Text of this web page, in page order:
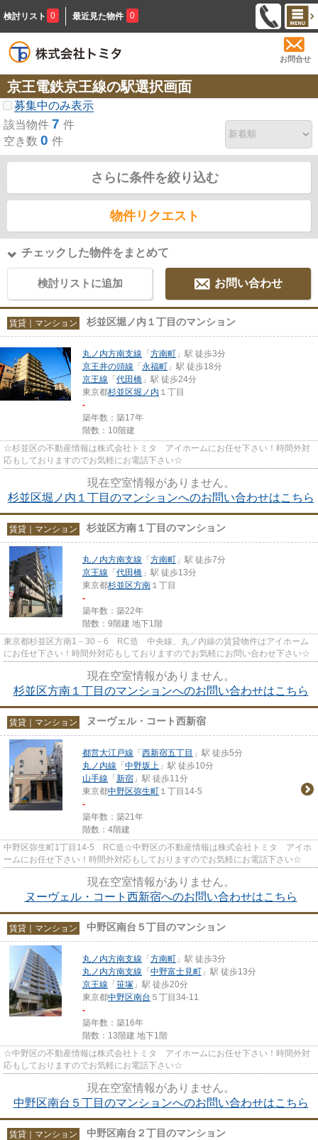
検討リスト 0 最近見た物件 0
お問合せ
京王電鉄京王線の駅選択画面
募集中のみ表示
該当物件 7 件
空き数 0 件
さらに条件を絞り込む
物件リクエスト
チェックした物件をまとめて
検討リストに追加 お問い合わせ
賃貸｜マンション 杉並区堀ノ内１丁目のマンション
丸ノ内方南支線 「 方南町 」駅 徒歩3分
京王井の頭線 「 永福町 」駅 徒歩18分
京王線 「 代田橋 」駅 徒歩24分
東京都杉並区堀ノ内 １丁目
-
築年数：築17年
階数：10階建
☆杉並区の不動産情報は株式会社トミタ アイホームにお任せ下さい！時間外対
応もしておりますのでお気軽にお電話下さい☆
現在空室情報がありません。
杉並区堀ノ内１丁目のマンションへのお問い合わせはこちら
賃貸｜マンション 杉並区方南１丁目のマンション
丸ノ内方南支線 「 方南町 」駅 徒歩7分
京王線 「 代田橋 」駅 徒歩13分
東京都杉並区方南 １丁目
-
築年数：築22年
階数：9階建 地下1階
東京都杉並区方南1－30－6 RC造 中央線、丸ノ内線の賃貸物件はアイホーム
にお任せ下さい！時間外対応もしておりますのでお気軽にお問い合わせ下さい☆
現在空室情報がありません。
杉並区方南１丁目のマンションへのお問い合わせはこちら
賃貸｜マンション ヌーヴェル・コート西新宿
都営大江戸線 「 西新宿五丁目 」駅 徒歩5分
丸ノ内線 「 中野坂上 」駅 徒歩10分
山手線 「 新宿 」駅 徒歩11分
東京都中野区弥生町 １丁目14-5
-
築年数：築21年
階数：4階建
中野区弥生町1丁目14-5 RC造☆中野区の不動産情報は株式会社トミタ アイホ
ームにお任せ下さい！時間外対応もしておりますのでお気軽にお電話下さい☆
現在空室情報がありません。
ヌーヴェル・コート西新宿へのお問い合わせはこちら
賃貸｜マンション 中野区南台５丁目のマンション
丸ノ内方南支線 「 方南町 」駅 徒歩3分
丸ノ内方南支線 「 中野富士見町 」駅 徒歩13分
京王線 「 笹塚 」駅 徒歩20分
東京都中野区南台 ５丁目34-11
-
築年数：築16年
階数：13階建 地下1階
☆中野区の不動産情報は株式会社トミタ アイホームにお任せ下さい！時間外対
応もしておりますのでお気軽にお電話下さい☆
現在空室情報がありません。
中野区南台５丁目のマンションへのお問い合わせはこちら
賃貸｜マンション 中野区南台２丁目のマンション